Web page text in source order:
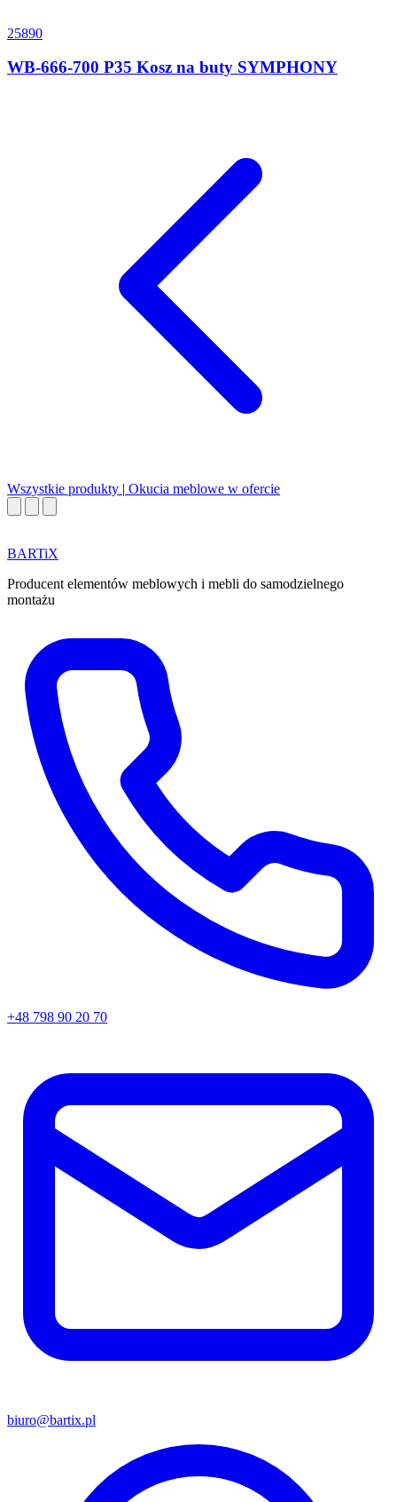
25890
WB-666-700 P35 Kosz na buty SYMPHONY
Wszystkie produkty | Okucia meblowe w ofercie
BARTiX
Producent elementów meblowych i mebli do samodzielnego
montażu
+48 798 90 20 70
biuro@bartix.pl